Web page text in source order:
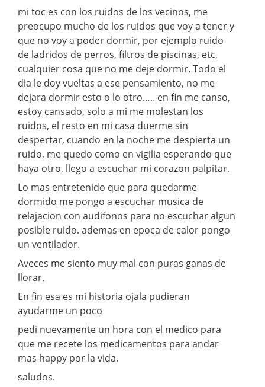
mi toc es con los ruidos de los vecinos, me
preocupo mucho de los ruidos que voy a tener y
que no voy a poder dormir, por ejemplo ruido
de ladridos de perros, filtros de piscinas, etc,
cualquier cosa que no me deje dormir. Todo el
dia le doy vueltas a ese pensamiento, no me
dejara dormir esto o lo otro….. en fin me canso,
estoy cansado, solo a mi me molestan los
ruidos, el resto en mi casa duerme sin
despertar, cuando en la noche me despierta un
ruido, me quedo como en vigilia esperando que
haya otro, llego a escuchar mi corazon palpitar.
Lo mas entretenido que para quedarme
dormido me pongo a escuchar musica de
relajacion con audifonos para no escuchar algun
posible ruido. ademas en epoca de calor pongo
un ventilador.
Aveces me siento muy mal con puras ganas de
llorar.
En fin esa es mi historia ojala pudieran
ayudarme un poco
pedi nuevamente un hora con el medico para
que me recete los medicamentos para andar
mas happy por la vida.
saludos.